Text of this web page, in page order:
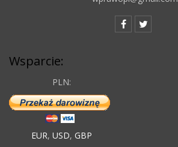
Wsparcie:
PLN:
EUR, USD, GBP